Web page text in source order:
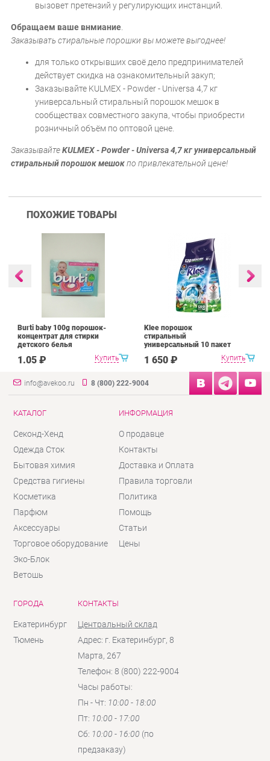
вызовет претензий у регулирующих инстанций.
Обращаем ваше внмиание.
Заказывать стиральные порошки вы можете выгоднее!
для только открывших своё дело предпринимателей
действует скидка на ознакомительный закуп;
Заказывайте KULMEX - Powder - Universa 4,7 кг
универсальный стиральный порошок мешок в
сообществах совместного закупа, чтобы приобрести
розничный объём по оптовой цене.
ЗаказывайтеKULMEX - Powder - Universa 4,7 кг универсальный
стиральный порошок мешокпо привлекательной цене!
ПОХОЖИЕ ТОВАРЫ
Купить
Burti baby 100g порошок-
концентрат для стирки
детского белья
1.05 ₽ Купить
Klee порошок
стиральный
универсальный 10 пакет
1 650 ₽
info@avekoo.ru 8 (800) 222-9004
КАТАЛОГ
Секонд-Хенд
Одежда Сток
Бытовая химия
Средства гигиены
Косметика
Парфюм
Аксессуары
Торговое оборудование
Эко-Блок
Ветошь
ИНФОРМАЦИЯ
О продавце
Контакты
Доставка и Оплата
Правила торговли
Политика
Помощь
Статьи
Цены
ГОРОДА
Екатеринбург
Тюмень
КОНТАКТЫ
Центральный склад
Адрес: г. Екатеринбург, 8
Марта, 267
Телефон: 8 (800) 222-9004
Часы работы:
Пн - Чт: 10:00 - 18:00
Пт: 10:00 - 17:00
Сб: 10:00 - 16:00 (по
предзаказу)